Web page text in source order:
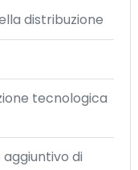
distribuzione
tecnologica
di